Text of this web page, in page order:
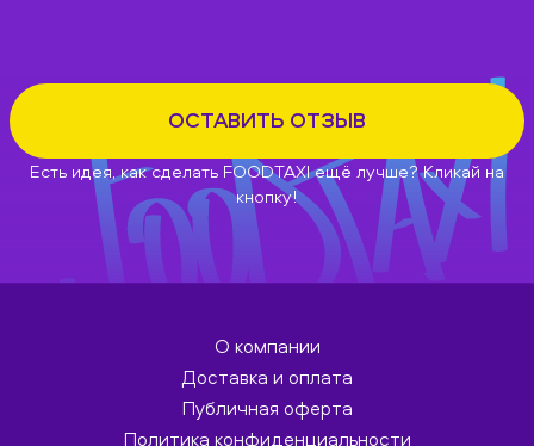
ОСТАВИТЬ ОТЗЫВ
Есть идея, как сделать FOODTAXI ещё лучше? Кликай на
кнопку!
О компании
Доставка и оплата
Публичная оферта
Политика конфиденциальности